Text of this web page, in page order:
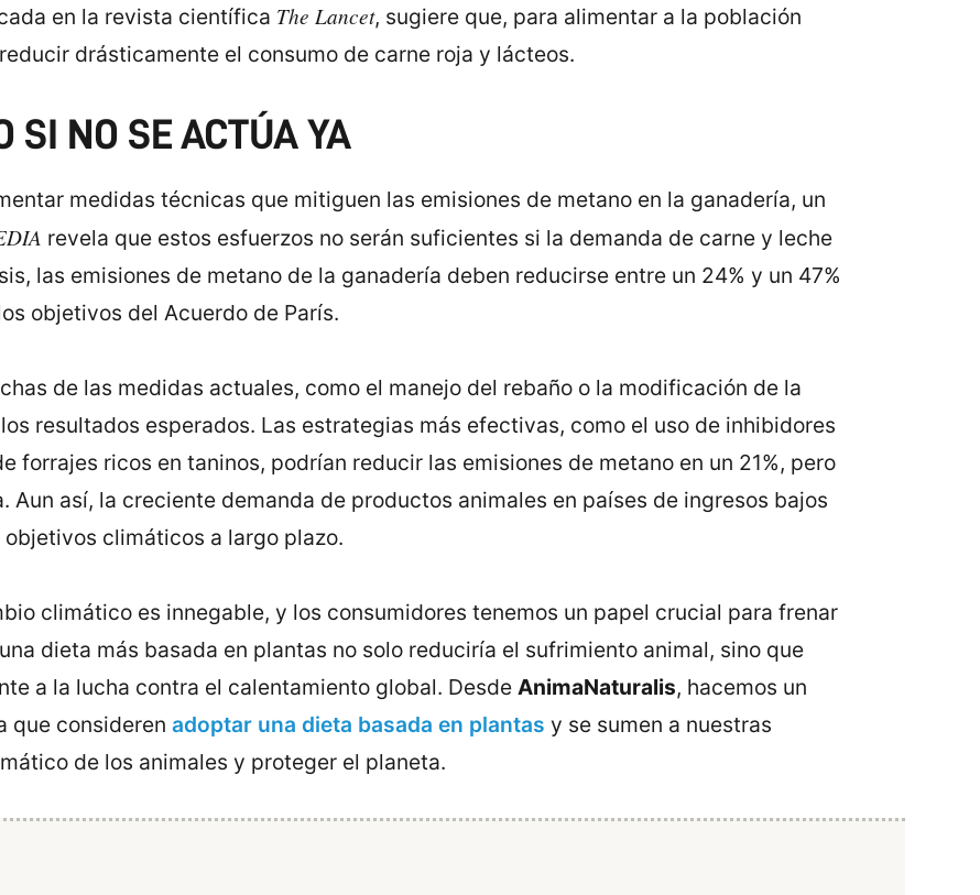
en la revista científica The Lancet, sugiere que, para alimentar a la población
drásticamente el consumo de carne roja y lácteos.
SI NO SE ACTÚA YA
medidas técnicas que mitiguen las emisiones de metano en la ganadería, un
revela que estos esfuerzos no serán suficientes si la demanda de carne y leche
las emisiones de metano de la ganadería deben reducirse entre un 24% y un 47%
objetivos del Acuerdo de París.
de las medidas actuales, como el manejo del rebaño o la modificación de la
resultados esperados. Las estrategias más efectivas, como el uso de inhibidores
forrajes ricos en taninos, podrían reducir las emisiones de metano en un 21%, pero
Aun así, la creciente demanda de productos animales en países de ingresos bajos
climáticos a largo plazo.
climático es innegable, y los consumidores tenemos un papel crucial para frenar
dieta más basada en plantas no solo reduciría el sufrimiento animal, sino que
a la lucha contra el calentamiento global. Desde AnimaNaturalis, hacemos un
que consideren adoptar una dieta basada en plantas y se sumen a nuestras
de los animales y proteger el planeta.